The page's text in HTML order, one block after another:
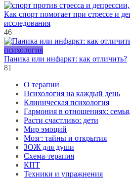
Как спорт помогает при стрессе и
исследования
46
психология
Паника или инфаркт: как отличить?
81
О терапии
Психология на каждый день
Клиническая психология
Гармония в отношениях:
Расти счастливо: дети
Мир эмоций
Мозг: тайны и открытия
ЗОЖ для души
Схема-терапия
КПТ
Техники и упражнения